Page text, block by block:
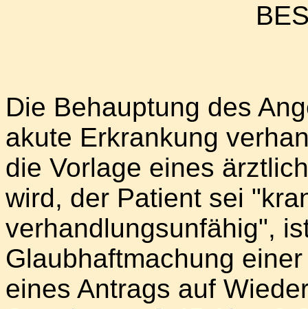
Die Behauptung des
akute Erkrankung
die Vorlage eines
wird, der Patient sei
verhandlungsunfähig",
Glaubhaftmachung
eines Antrags auf